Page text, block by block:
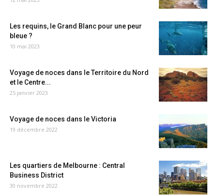
Les requins, le Grand Blanc pour une peur
bleue ?
10 mai 2023
Voyage de noces dans le Territoire du Nord
et le Centre...
25 janvier 2023
Voyage de noces dans le Victoria
19 décembre 2022
Les quartiers de Melbourne : Central
Business District
30 novembre 2022